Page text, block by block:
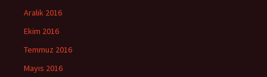
Aralık 2016
Ekim 2016
Temmuz 2016
Mayıs 2016